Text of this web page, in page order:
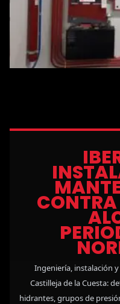
CONTRA
Ingeniería, instalación
Castilleja de la Cuesta:
hidrantes, grupos de